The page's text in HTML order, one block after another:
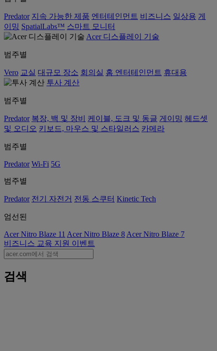
Predator 지속 가능한 제품 엔터테인먼트 비즈니스 일상용 게
이밍 SpatialLabs™ 스마트 모니터
Acer 디스플레이 기술
범주별
Vero 교실 대규모 장소 회의실 홈 엔터테인먼트 휴대용
투사 계산
범주별
Predator 복장, 백 및 장비 케이블, 도크 및 동글 게이밍 헤드셋
및 오디오 키보드, 마우스 및 스타일러스 카메라
범주별
Predator Wi-Fi 5G
범주별
Predator 전기 자전거 전동 스쿠터 Kinetic Tech
엄선된
Acer Nitro Blaze 11 Acer Nitro Blaze 8 Acer Nitro Blaze 7
비즈니스 교육 지원 이벤트
검색